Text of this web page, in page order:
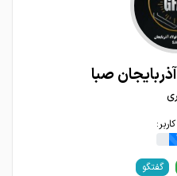
صبا
گفتگو